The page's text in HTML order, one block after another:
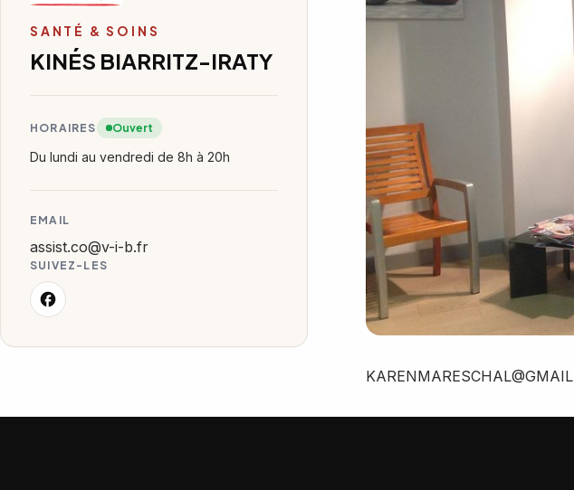
SANTÉ & SOINS
KINÉS BIARRITZ-IRATY
HORAIRES Ouvert
Du lundi au vendredi de 8h à 20h
EMAIL
assist.co@v-i-b.fr
SUIVEZ-LES